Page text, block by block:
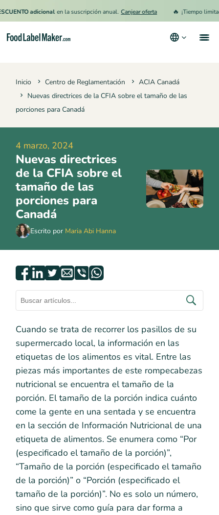
adicional en la suscripción anual. Canjear oferta 🔥 ¡Tiempo limitado!
Inicio Centro de Reglamentación
ACIA Canadá
Nuevas directrices de la CFIA sobre el tamaño de las
porciones para Canadá
4 marzo, 2024
Nuevas directrices
de la CFIA sobre el
tamaño de las
porciones para
Canadá
Escrito por Maria Abi Hanna
Cuando se trata de recorrer los pasillos de su
supermercado local, la información en las
etiquetas de los alimentos es vital. Entre las
piezas más importantes de este rompecabezas
nutricional se encuentra el tamaño de la
porción. El tamaño de la porción indica cuánto
come la gente en una sentada y se encuentra
en la sección de Información Nutricional de una
etiqueta de alimentos. Se enumera como “Por
(especificado el tamaño de la porción)”,
“Tamaño de la porción (especificado el tamaño
de la porción)” o “Porción (especificado el
tamaño de la porción)”. No es solo un número,
sino que sirve como guía para dar forma a
Precios
Contrata a un Especialista
Recursos
Términos y condiciones
Política de privacidad